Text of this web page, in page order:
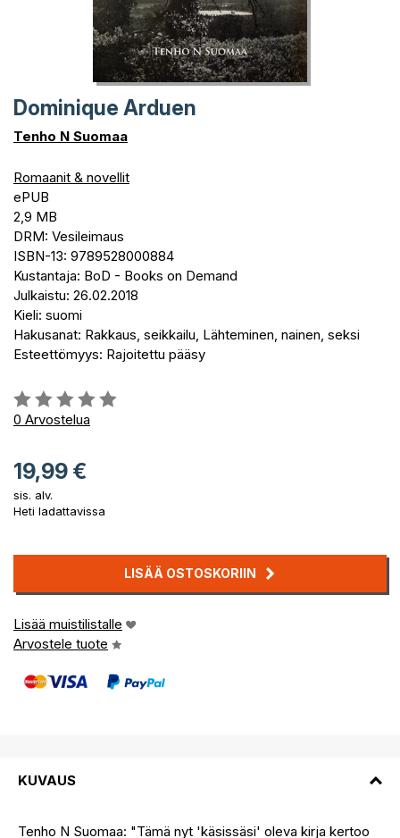
Dominique Arduen
Tenho N Suomaa
Romaanit & novellit
ePUB
2,9 MB
DRM: Vesileimaus
ISBN-13: 9789528000884
Kustantaja: BoD - Books on Demand
Julkaistu: 26.02.2018
Kieli: suomi
Hakusanat: Rakkaus, seikkailu, Lähteminen, nainen, seksi
Esteettömyys: Rajoitettu pääsy
Arvostelu::
0%
0 Arvostelua
19,99 €
sis. alv.
Heti ladattavissa
LISÄÄ OSTOSKORIIN
Lisää muistilistalle
Arvostele tuote
KUVAUS
Tenho N Suomaa: "Tämä nyt 'käsissäsi' oleva kirja kertoo